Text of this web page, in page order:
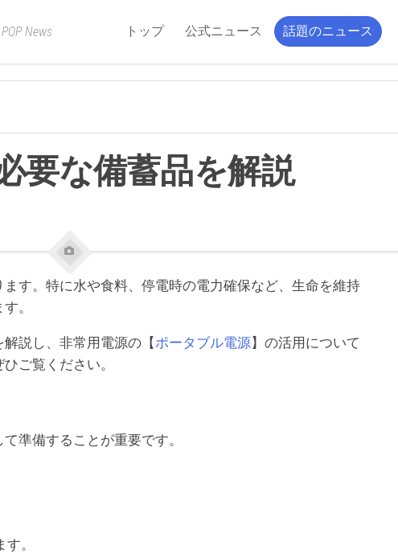
News トップ 公式ニュース 話題のニュース
要な備蓄品を解説
す。特に水や食料、停電時の電力確保など、生命を維持
。
説し、非常用電源の【ポータブル電源】の活用について
ご覧ください。
準備することが重要です。
。